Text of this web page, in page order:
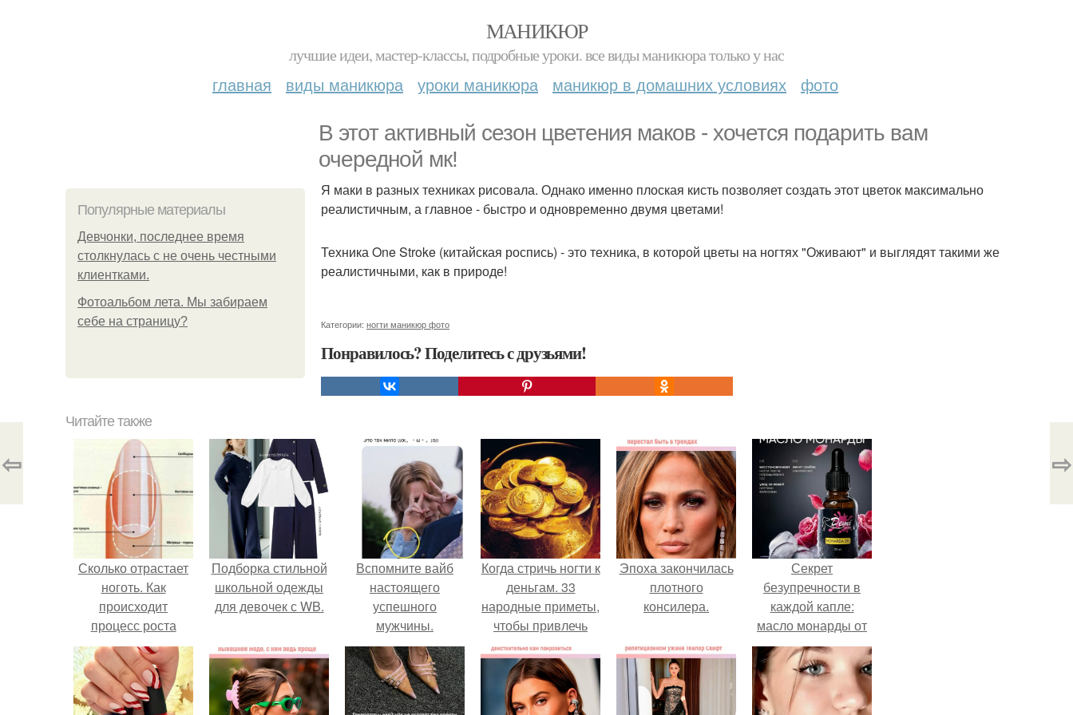
МАНИКЮР
лучшие идеи, мастер-классы, подробные уроки. все виды маникюра только у нас
главная виды маникюра уроки маникюра маникюр в домашних условиях фото
В этот активный сезон цветения маков - хочется подарить вам
очередной мк!
Популярные материалы
Девчонки, последнее время
столкнулась с не очень честными
клиентками.
Фотоальбом лета. Мы забираем
себе на страницу?
Я маки в разных техниках рисовала. Однако именно плоская кисть позволяет создать этот цветок максимально
реалистичным, а главное - быстро и одновременно двумя цветами!
Техника One Stroke (китайская роспись) - это техника, в которой цветы на ногтях "Оживают" и выглядят такими же
реалистичными, как в природе!
Категории: ногти маникюр фото
Понравилось? Поделитесь с друзьями!
⇦ ⇨
Читайте также
Сколько отрастает
ноготь. Как
происходит
процесс роста
ногтей
Подборка стильной
школьной одежды
для девочек с WB.
Вспомните вайб
настоящего
успешного
мужчины.
Когда стричь ногти к
деньгам. 33
народные приметы,
чтобы привлечь
деньги в дом.
Эпоха закончилась
плотного
консилера.
Секрет
безупречности в
каждой капле:
масло монарды от
Demi Sweet.